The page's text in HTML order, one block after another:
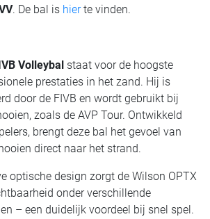
. De bal is hierte vinden.
Volleybal staat voor de hoogste
prestaties in het zand. Hij is
door de FIVB en wordt gebruikt bij
zoals de AVP Tour. Ontwikkeld
brengt deze bal het gevoel van
direct naar het strand.
optische design zorgt de Wilson OPTX
onder verschillende
– een duidelijk voordeel bij snel spel.